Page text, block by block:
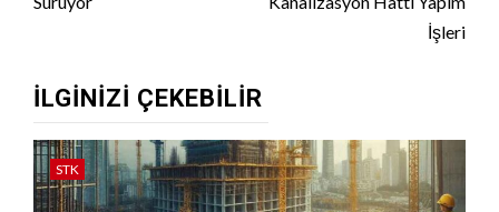
İşleri
İLGINIZI ÇEKEBILIR
STK